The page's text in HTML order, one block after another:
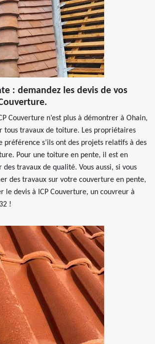
: demandez les devis de vos
Couverture n’est plus à démontrer à Ohain,
tous travaux de toiture. Les propriétaires
préférence s’ils ont des projets relatifs à des
Pour une toiture en pente, il est en
travaux de qualité. Vous aussi, si vous
des travaux sur votre couverture en pente,
le devis à ICP Couverture, un couvreur à
!